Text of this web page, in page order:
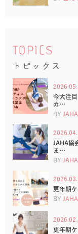
TOPICS
トピックス
今大注
カ…
BY
JAHA協
ま…
BY
更年期
BY
更年期